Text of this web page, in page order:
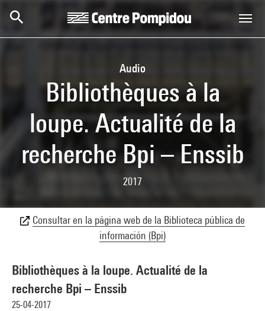
Audio
Bibliothèques à la
loupe. Actualité de la
recherche Bpi – Enssib
2017
Consultar en la página web de la Biblioteca pública de
información (Bpi)
Bibliothèques à la loupe. Actualité de la
recherche Bpi – Enssib
25-04-2017